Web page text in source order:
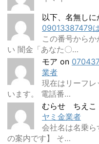
以下、名無し
09013387479
この番号から
い 闇金「あなた〇…
モア on
業者
現在はリーフ
います。 電話番…
むらせ ちえこ
ヤミ金業者
会社名は名乗
の案内です】 そ…